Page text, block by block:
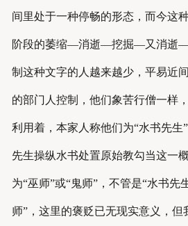
间里处于一种停畅的形态，而今这
阶段的萎缩—消逝—挖掘—又消逝—
制这种文字的人越来越少，平易近
的部门人控制，他们象苦行僧一样
利用着，本家人称他们为“水书先生
先生操纵水书处置原始教勾当这一
为“巫师”或“鬼师”，不管是“水书先
师”，这里的褒贬已无现实意义，但